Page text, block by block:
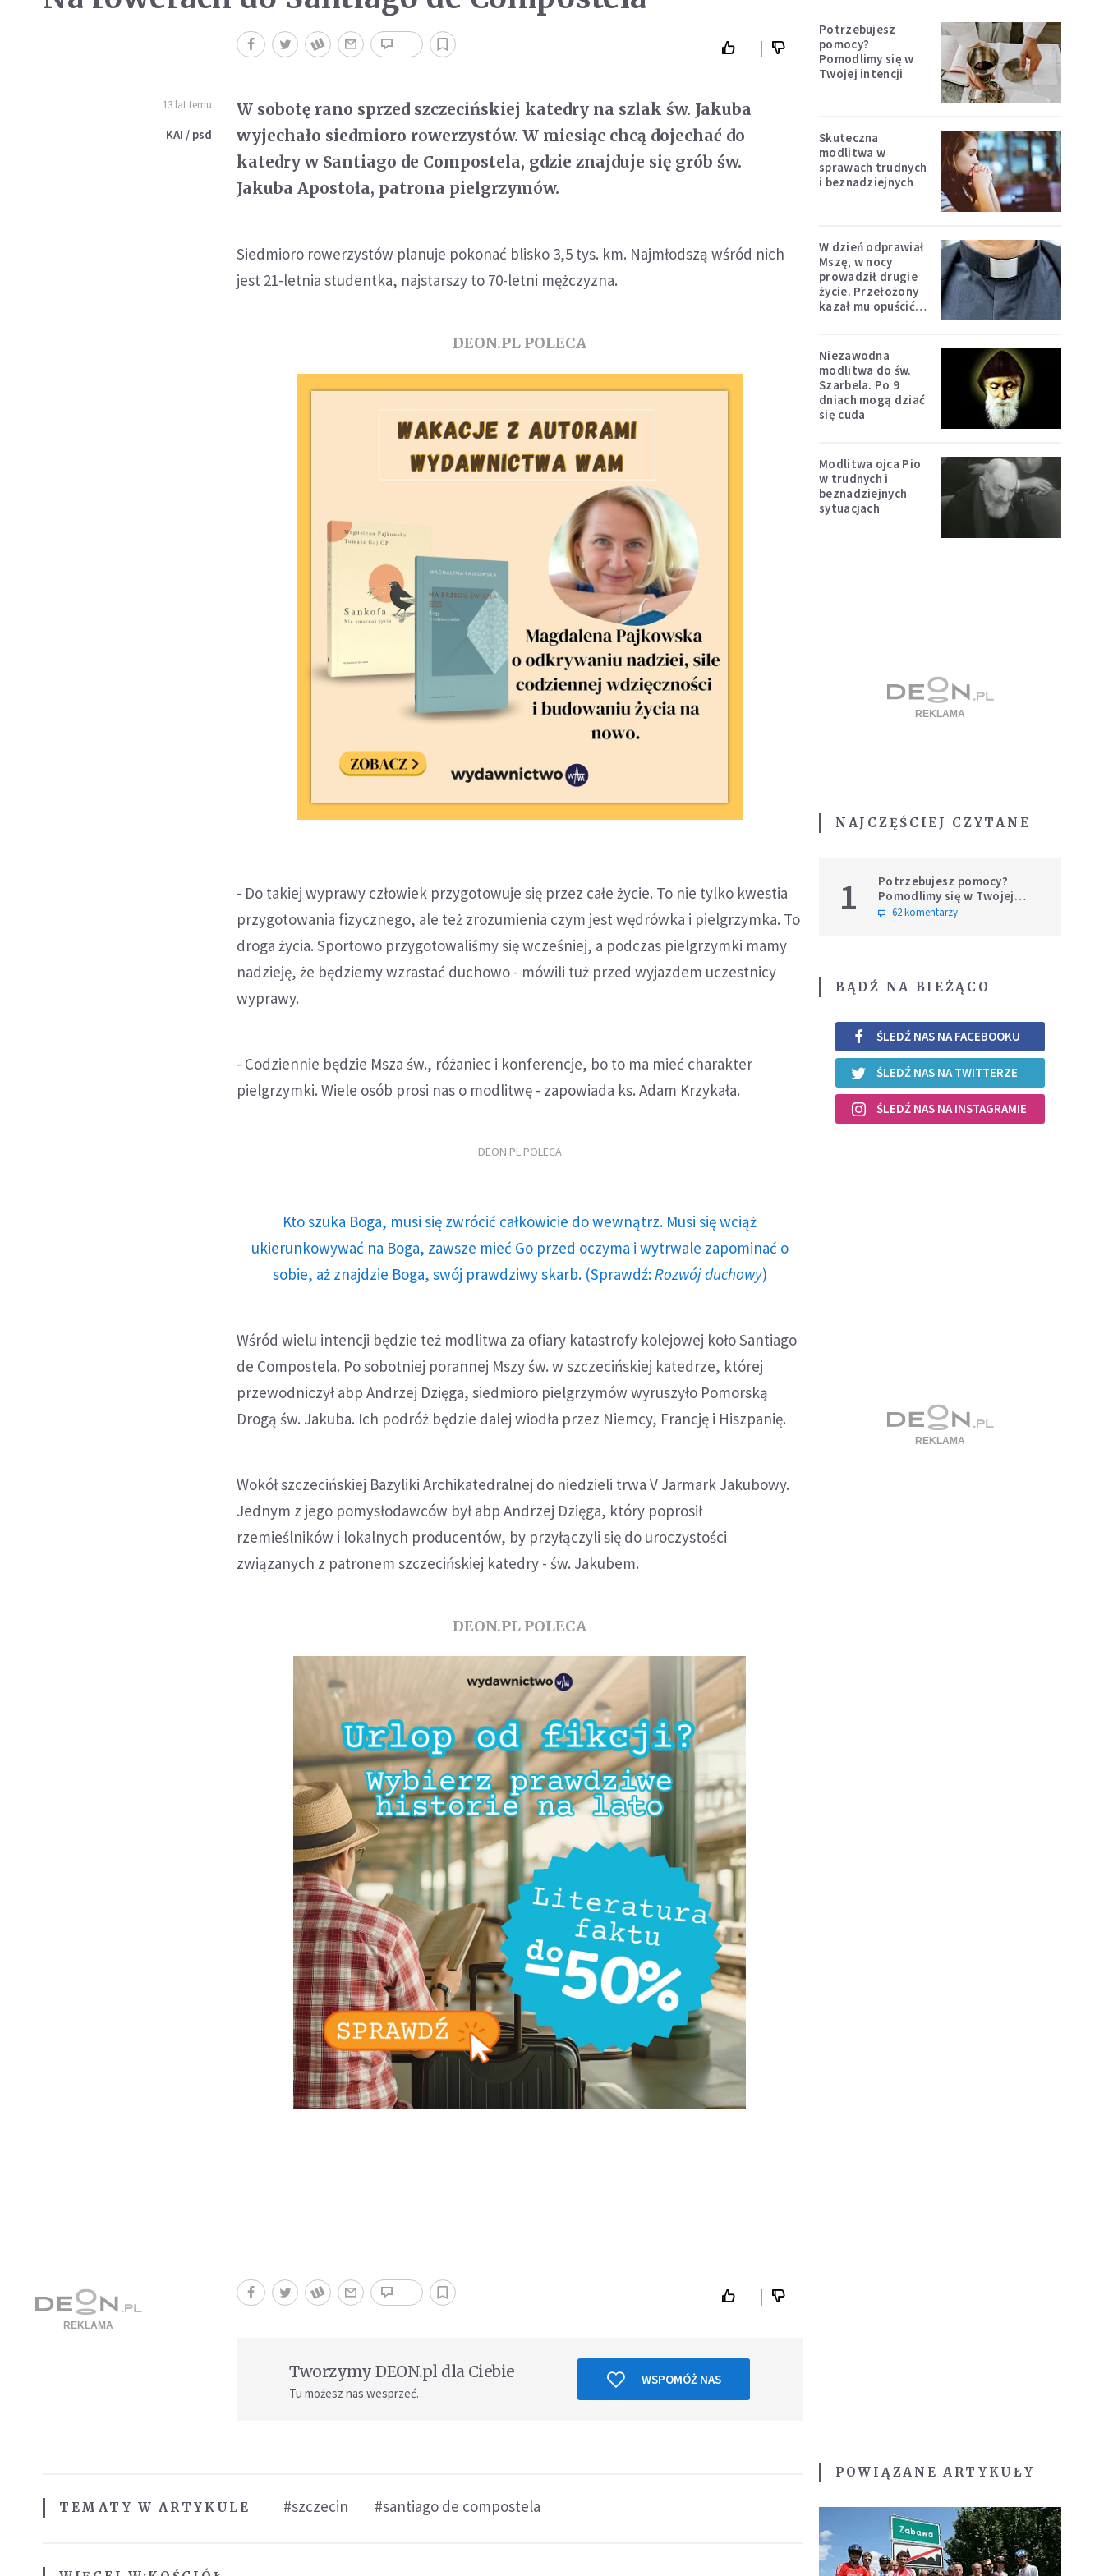
13 lat temu
KAI / psd
W sobotę rano sprzed szczecińskiej katedry na szlak św. Jakuba
wyjechało siedmioro rowerzystów. W miesiąc chcą dojechać do
katedry w Santiago de Compostela, gdzie znajduje się grób św.
Jakuba Apostoła, patrona pielgrzymów.
Siedmioro rowerzystów planuje pokonać blisko 3,5 tys. km. Najmłodszą wśród nich
jest 21-letnia studentka, najstarszy to 70-letni mężczyzna.
DEON.PL POLECA
- Do takiej wyprawy człowiek przygotowuje się przez całe życie. To nie tylko kwestia
przygotowania fizycznego, ale też zrozumienia czym jest wędrówka i pielgrzymka. To
droga życia. Sportowo przygotowaliśmy się wcześniej, a podczas pielgrzymki mamy
nadzieję, że będziemy wzrastać duchowo - mówili tuż przed wyjazdem uczestnicy
wyprawy.
- Codziennie będzie Msza św., różaniec i konferencje, bo to ma mieć charakter
pielgrzymki. Wiele osób prosi nas o modlitwę - zapowiada ks. Adam Krzykała.
DEON.PL POLECA
Kto szuka Boga, musi się zwrócić całkowicie do wewnątrz. Musi się wciąż
ukierunkowywać na Boga, zawsze mieć Go przed oczyma i wytrwale zapominać o
sobie, aż znajdzie Boga, swój prawdziwy skarb. (Sprawdź:Rozwój duchowy)
Wśród wielu intencji będzie też modlitwa za ofiary katastrofy kolejowej koło Santiago
de Compostela. Po sobotniej porannej Mszy św. w szczecińskiej katedrze, której
przewodniczył abp Andrzej Dzięga, siedmioro pielgrzymów wyruszyło Pomorską
Drogą św. Jakuba. Ich podróż będzie dalej wiodła przez Niemcy, Francję i Hiszpanię.
Wokół szczecińskiej Bazyliki Archikatedralnej do niedzieli trwa V Jarmark Jakubowy.
Jednym z jego pomysłodawców był abp Andrzej Dzięga, który poprosił
rzemieślników i lokalnych producentów, by przyłączyli się do uroczystości
związanych z patronem szczecińskiej katedry - św. Jakubem.
DEON.PL POLECA
Tworzymy DEON.pl dla Ciebie
Tu możesz nas wesprzeć.
WSPOMÓŻ NAS
TEMATY W ARTYKULE #szczecin #santiago de compostela
Potrzebujesz
pomocy?
Pomodlimy się w
Twojej intencji
Skuteczna
modlitwa w
sprawach trudnych
i beznadziejnych
W dzień odprawiał
Mszę, w nocy
prowadził drugie
życie. Przełożony
kazał mu opuścić
Niezawodna
modlitwa do św.
Szarbela. Po 9
dniach mogą dziać
się cuda
Modlitwa ojca Pio
w trudnych i
beznadziejnych
sytuacjach
NAJCZĘŚCIEJ CZYTANE
1
Potrzebujesz pomocy?
Pomodlimy się w Twojej
intencji
62 komentarzy
BĄDŹ NA BIEŻĄCO
ŚLEDŹ NAS NA FACEBOOKU
ŚLEDŹ NAS NA TWITTERZE
ŚLEDŹ NAS NA INSTAGRAMIE
POWIĄZANE ARTYKUŁY